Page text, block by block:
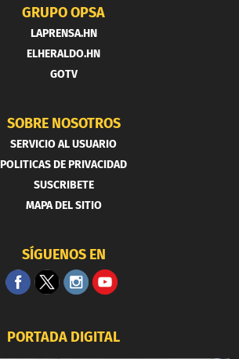
GRUPO OPSA
LAPRENSA.HN
ELHERALDO.HN
GOTV
SOBRE NOSOTROS
SERVICIO AL USUARIO
POLITICAS DE PRIVACIDAD
SUSCRIBETE
MAPA DEL SITIO
SÍGUENOS EN
PORTADA DIGITAL